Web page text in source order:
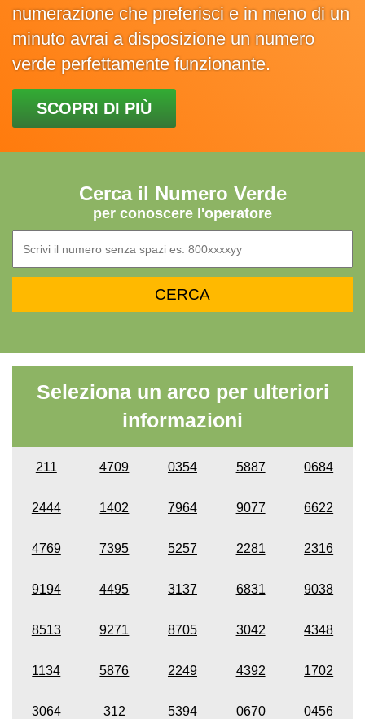
numerazione che preferisci e in meno di un
minuto avrai a disposizione un numero
verde perfettamente funzionante.
SCOPRI DI PIÙ
Cerca il Numero Verde
per conoscere l'operatore
Seleziona un arco per ulteriori
informazioni
211 4709 0354 5887 0684
2444 1402 7964 9077 6622
4769 7395 5257 2281 2316
9194 4495 3137 6831 9038
8513 9271 8705 3042 4348
1134 5876 2249 4392 1702
3064 312 5394 0670 0456